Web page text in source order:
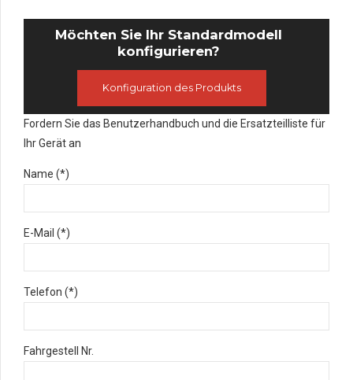
Möchten Sie Ihr Standardmodell
konfigurieren?
Konfiguration des Produkts
Fordern Sie das Benutzerhandbuch und die Ersatzteilliste für
Ihr Gerät an
Name (*)
E-Mail (*)
Telefon (*)
Fahrgestell Nr.